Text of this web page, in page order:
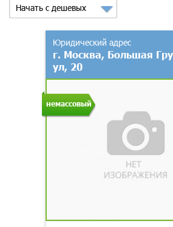
Начать с дешевых
немассовый
Юридический адрес
г. Москва, Большая
ул, 20